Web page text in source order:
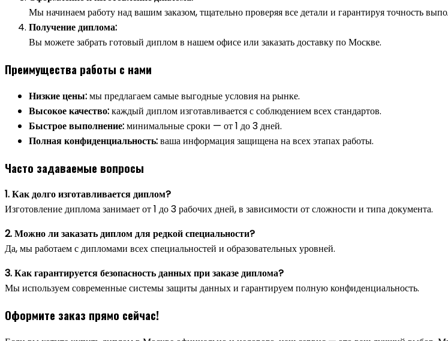
Мы начинаем работу над вашим заказом, тщательно проверяя все детали и гарантируя точность
Получение диплома:
Вы можете забрать готовый диплом в нашем офисе или заказать доставку по Москве.
Преимущества работы с нами
Низкие цены:мы предлагаем самые выгодные условия на рынке.
Высокое качество:каждый диплом изготавливается с соблюдением всех стандартов.
Быстрое выполнение:минимальные сроки — от 1 до 3 дней.
Полная конфиденциальность:ваша информация защищена на всех этапах работы.
Часто задаваемые вопросы
1. Как долго изготавливается диплом?
Изготовление диплома занимает от 1 до 3 рабочих дней, в зависимости от сложности и типа документа.
2. Можно ли заказать диплом для редкой специальности?
Да, мы работаем с дипломами всех специальностей и образовательных уровней.
3. Как гарантируется безопасность данных при заказе диплома?
Мы используем современные системы защиты данных и гарантируем полную конфиденциальность.
Оформите заказ прямо сейчас!